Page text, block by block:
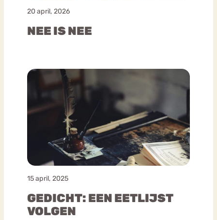
20 april, 2026
NEE IS NEE
15 april, 2025
GEDICHT: EEN EETLIJST
VOLGEN